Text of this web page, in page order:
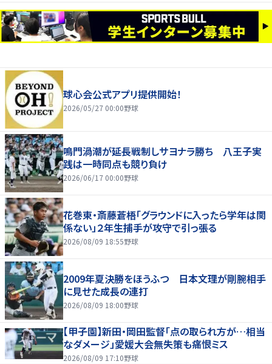
球心会公式アプリ提供開始！
2026/05/27 00:00野球
鳴門渦潮が延長戦制しサヨナラ勝ち 八王子実
践は一時同点も競り負け
2026/06/17 00:00野球
花巻東・斎藤蒼梧「グラウンドに入ったら学年は関
係ない」２年生捕手が攻守で引っ張る
2026/08/09 18:55野球
2009年夏決勝をほうふつ 日本文理が剛腕相手
に見せた成長の連打
2026/08/09 18:00野球
【甲子園】新田・岡田監督「点の取られ方が…相当
なダメージ」愛媛大会無失策も痛恨ミス
2026/08/09 17:10野球